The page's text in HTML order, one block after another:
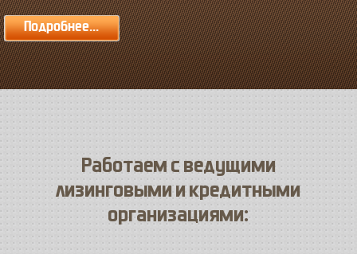
Подробнее...
Работаем с ведущими
лизинговыми и кредитными
организациями: